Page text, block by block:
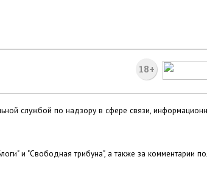
18+
службой по надзору в сфере связи,
и "Свободная трибуна", а также за комментарии